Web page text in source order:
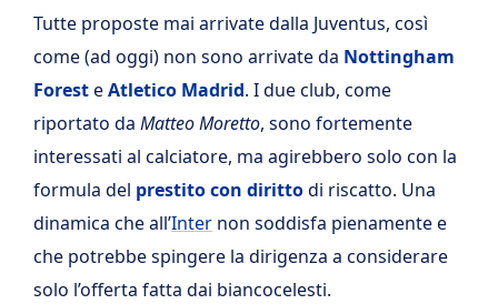
Tutte proposte mai arrivate dalla Juventus, così
come (ad oggi) non sono arrivate da Nottingham
ForesteAtletico Madrid. I due club, come
riportato da Matteo Moretto, sono fortemente
interessati al calciatore, ma agirebbero solo con la
formula del prestito con dirittodi riscatto. Una
dinamica che all’Inter non soddisfa pienamente e
che potrebbe spingere la dirigenza a considerare
solo l’offerta fatta dai biancocelesti.